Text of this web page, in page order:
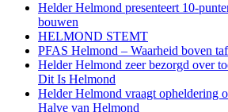
Helder Helmond presenteert 10-
bouwen
HELMOND STEMT
PFAS Helmond – Waarheid boven
Helder Helmond zeer bezorgd over
Dit Is Helmond
Helder Helmond vraagt opheldering
Halve van Helmond